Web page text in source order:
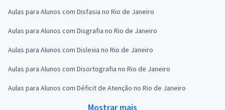
Aulas para Alunos com Disfasia no Rio de Janeiro
Aulas para Alunos com Disgrafia no Rio de Janeiro
Aulas para Alunos com Dislexia no Rio de Janeiro
Aulas para Alunos com Disortografia no Rio de Janeiro
Aulas para Alunos com Déficit de Atenção no Rio de Janeiro
Mostrar mais